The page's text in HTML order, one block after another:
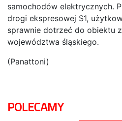
samochodów elektrycznych.
drogi ekspresowej S1,
sprawnie dotrzeć do obiektu
województwa śląskiego.
(Panattoni)
POLECAMY